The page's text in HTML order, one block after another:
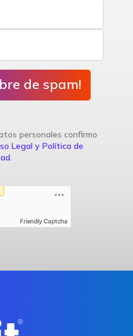
de spam!
personales confirmo
Legal y Política de
.
Friendly Captcha